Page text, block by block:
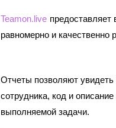
Teamon.live
равномерно и качественно
Отчеты позволяют
сотрудника, код и
выполняемой задачи.